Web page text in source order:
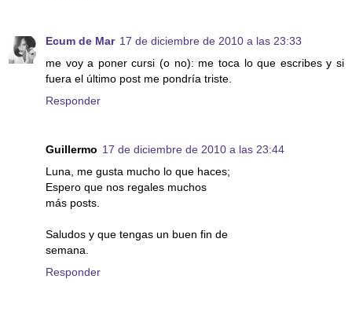
Ecum de Mar 17 de diciembre de 2010 a las 23:33
me voy a poner cursi (o no): me toca lo que escribes y si
fuera el último post me pondría triste.
Responder
Guillermo 17 de diciembre de 2010 a las 23:44
Luna, me gusta mucho lo que haces;
Espero que nos regales muchos
más posts.
Saludos y que tengas un buen fin de
semana.
Responder